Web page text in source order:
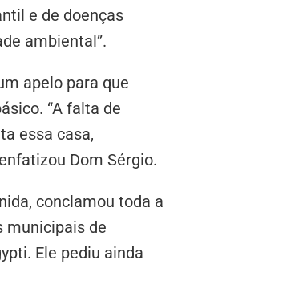
e de doenças
ambiental”.
apelo para que
“A falta de
essa casa,
Dom Sérgio.
conclamou toda a
municipais de
Ele pediu ainda